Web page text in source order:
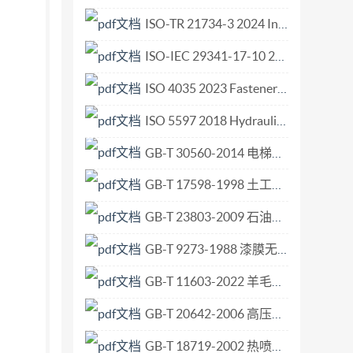
100 12 ISO/TR 10013 UNIT -ISO/TR 10013
UNIT -ISO 100 18 ISO 1001 9 UNIT -ISO
UNIT -ISO/IEC 90003 IEC 31010 UNIT -
idiomas originales. PU UNIT -ISO/TS:
motivos de interés general se ha
© UNIT 201 6 © ISO 201 6 Todos los
o por medio alguno, electrónico o mecánico,
) en su calidad de representante exclusivo
598 2901 2048 Fax + 598 2902 1681
01 11 Fax + 41 22 749 09 47
iii 1
normativas
ISO-TR 21734-3 2024 Intelligent transport systems Performance testing for connectivity and safety functions of automated driving buses in public transport Part 3 Service framework and use cases.pdf
ISO-IEC 29341-17-10 2011 Information technology - UPnP device architecture - Part 17-10 Quality of Service Device Control Protocol - Level 3 - Quality of Service Device Service .pdf
ISO 4035 2023 Fasteners — Hexagon thin nuts (style 0).pdf
ISO 5597 2018 Hydraulic fluid power Cylinders Dimensions and tolerances of housings for single-acting piston and rod seals in reciprocating applications.pdf
GB-T 30560-2014 电梯操作装置、信号及附件.pdf
GB-T 17598-1998 土工布 多层产品中单层厚度的测定.pdf
GB-T 23803-2009 石油和天然气工业 海上生产平台管道系统的设计和安装.pdf
GB-T 9273-1988 漆膜无印痕试验.pdf
GB-T 11603-2022 羊毛纤维平均直径测定法 气流法.pdf
GB-T 20642-2006 高压线路绝缘子空气中冲击击穿试验.pdf
GB-T 18719-2002 热喷涂 术语、分类.pdf